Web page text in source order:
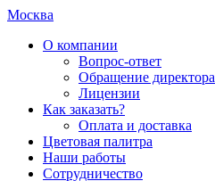
Москва
О компании
Вопрос-ответ
Обращение директора
Лицензии
Как заказать?
Оплата и доставка
Цветовая палитра
Наши работы
Сотрудничество